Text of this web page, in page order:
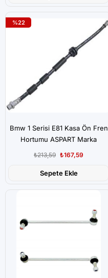
Bmw 1 Serisi E81 Kasa Ön Fren
Hortumu ASPART Marka
₺167,59
₺213,59
Sepete Ekle
%22